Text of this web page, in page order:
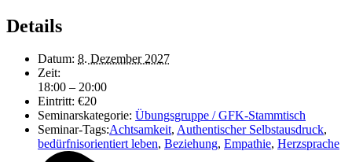
Details
Datum: 8. Dezember 2027
Zeit:
18:00 – 20:00
Eintritt: €20
Seminarskategorie: Übungsgruppe / GFK-Stammtisch
Seminar-Tags:Achtsamkeit, Authentischer Selbstausdruck,
bedürfnisorientiert leben, Beziehung, Empathie, Herzsprache